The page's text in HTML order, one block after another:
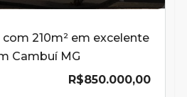
210m² em excelente
Cambuí MG
R$850.000,00